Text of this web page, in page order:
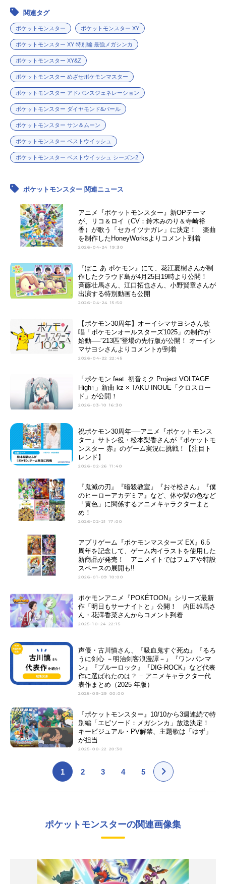
関連タグ
ポケットモンスター ポケットモンスター XY
ポケットモンスター XY 特別編 最強メガシンカ
ポケットモンスター XY&Z
ポケットモンスター めざせポケモンマスター
ポケットモンスター アドバンスジェネレーション
ポケットモンスター ダイヤモンド&パール
ポケットモンスター サン＆ムーン
ポケットモンスター ベストウイッシュ
ポケットモンスター ベストウイッシュ シーズン2
ポケットモンスター 関連ニュース
アニメ『ポケットモンスター』新OPテーマ
が、リコ＆ロイ（CV：鈴木みのり＆寺崎裕
香）が歌う「セカイツナガレ」に決定！ 楽曲
を制作したHoneyWorksよりコメント到着
2026-04-24 19:30
『ぽこ あ ポケモン』にて、花江夏樹さんが制
作したクラウド島が4月25日19時より公開！
斉藤壮馬さん、江口拓也さん、小野賢章さんが
出演する特別動画も公開
2026-04-24 15:50
【ポケモン30周年】オーイシマサヨシさん歌
唱「ポケモンオールスターズ1025」の制作が
始動──”213匹”登場の先行版が公開！ オーイシ
マサヨシさんよりコメントが到着
2026-04-22 22:45
「ポケモン feat. 初音ミク Project VOLTAGE
High↑」新曲 kz × TAKU INOUE「クロスロー
ド」が公開！
2026-03-10 16:30
祝ポケモン30周年──アニメ『ポケットモンス
ター』サトシ役・松本梨香さんが『ポケットモ
ンスター 赤』のゲーム実況に挑戦！【注目ト
レンド】
2026-02-26 11:40
『鬼滅の刃』『暗殺教室』『おそ松さん』『僕
のヒーローアカデミア』など、体や髪の色など
「黄色」に関係するアニメキャラクターまと
め！
2026-02-21 17:00
アプリゲーム『ポケモンマスターズ EX』6.5
周年を記念して、ゲーム内イラストを使用した
新商品が発売！ アニメイトではフェアや特設
スペースの展開も!!
2026-01-09 10:00
ポケモンアニメ『POKÉTOON』シリーズ最新
作「明日もサーナイトと」公開！ 内田雄馬さ
ん・花澤香菜さんからコメント到着
2025-10-24 22:15
声優・古川慎さん、『吸血鬼すぐ死ぬ』『るろ
うに剣心 －明治剣客浪漫譚－』『ワンパンマ
ン』『ブルーロック』『DIG-ROCK』など代表
作に選ばれたのは？ − アニメキャラクター代
表作まとめ（2025 年版）
2025-09-29 00:00
『ポケットモンスター』10/10から3週連続で特
別編「エピソード：メガシンカ」放送決定！
キービジュアル・PV解禁、主題歌は「ゆず」
が担当
2025-08-22 20:30
1 2 3 4 5
ポケットモンスターの関連画像集